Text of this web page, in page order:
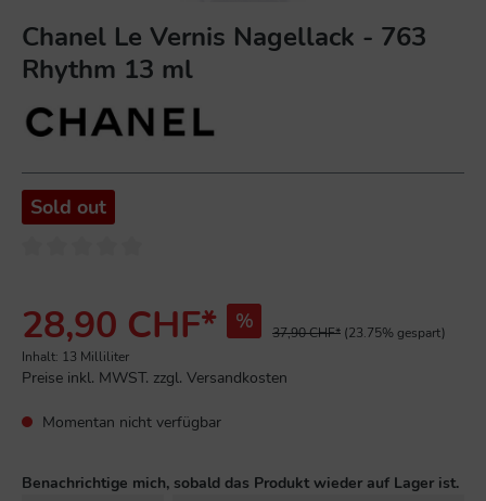
Chanel Le Vernis Nagellack - 763
Rhythm 13 ml
Sold out
28,90 CHF* % 37,90 CHF* (23.75% gespart)
Inhalt: 13 Milliliter
Preise inkl. MWST. zzgl. Versandkosten
Momentan nicht verfügbar
Benachrichtige mich, sobald das Produkt wieder auf Lager ist.